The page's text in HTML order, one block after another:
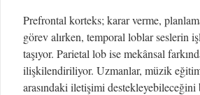
Prefrontal korteks; karar verme,
görev alırken, temporal loblar seslerin
taşıyor. Parietal lob ise mekânsal
ilişkilendiriliyor. Uzmanlar, müzik
arasındaki iletişimi destekleyebileceğini